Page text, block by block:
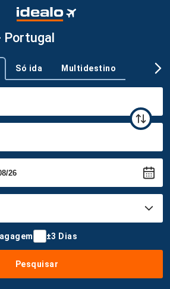
Portugal
Só ida Multidestino
±3 Dias
Pesquisar